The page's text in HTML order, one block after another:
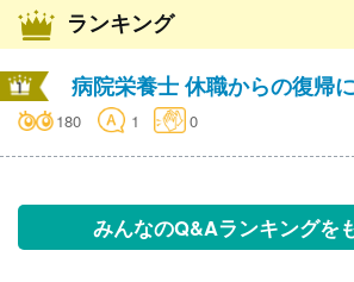
ランキング
病院栄養士 休職からの復帰
180 1 0
みんなのQ&Aランキングを